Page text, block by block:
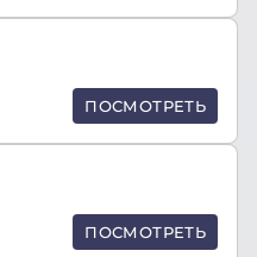
ПОСМОТРЕТЬ
ПОСМОТРЕТЬ